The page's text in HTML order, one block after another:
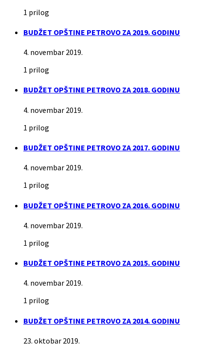
1 prilog
BUDŽET OPŠTINE PETROVO ZA 2019. GODINU
4. novembar 2019.
1 prilog
BUDŽET OPŠTINE PETROVO ZA 2018. GODINU
4. novembar 2019.
1 prilog
BUDŽET OPŠTINE PETROVO ZA 2017. GODINU
4. novembar 2019.
1 prilog
BUDŽET OPŠTINE PETROVO ZA 2016. GODINU
4. novembar 2019.
1 prilog
BUDŽET OPŠTINE PETROVO ZA 2015. GODINU
4. novembar 2019.
1 prilog
BUDŽET OPŠTINE PETROVO ZA 2014. GODINU
23. oktobar 2019.